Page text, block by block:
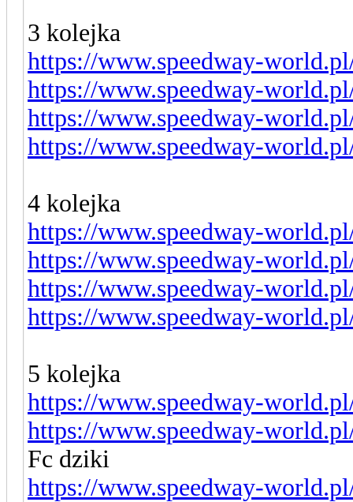
3 kolejka
https://www.speedway-
https://www.speedway-
https://www.speedway-
https://www.speedway-
4 kolejka
https://www.speedway-
https://www.speedway-
https://www.speedway-
https://www.speedway-
5 kolejka
https://www.speedway-
https://www.speedway-
Fc dziki
https://www.speedway-